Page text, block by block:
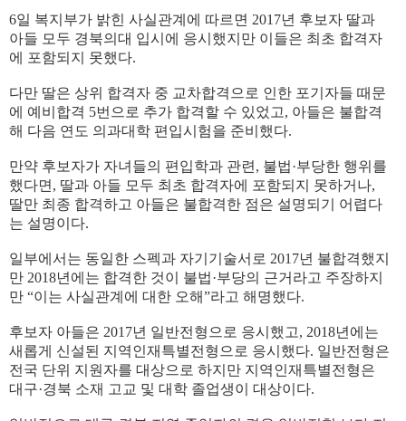
6일 복지부가 밝힌 사실관계에 따르면 2017년 후보자 딸과
아들 모두 경북의대 입시에 응시했지만 이들은 최초 합격자
에 포함되지 못했다.
다만 딸은 상위 합격자 중 교차합격으로 인한 포기자들 때문
에 예비합격 5번으로 추가 합격할 수 있었고, 아들은 불합격
해 다음 연도 의과대학 편입시험을 준비했다.
만약 후보자가 자녀들의 편입학과 관련, 불법·부당한 행위를
했다면, 딸과 아들 모두 최초 합격자에 포함되지 못하거나,
딸만 최종 합격하고 아들은 불합격한 점은 설명되기 어렵다
는 설명이다.
일부에서는 동일한 스펙과 자기기술서로 2017년 불합격했지
만 2018년에는 합격한 것이 불법·부당의 근거라고 주장하지
만 “이는 사실관계에 대한 오해”라고 해명했다.
후보자 아들은 2017년 일반전형으로 응시했고, 2018년에는
새롭게 신설된 지역인재특별전형으로 응시했다. 일반전형은
전국 단위 지원자를 대상으로 하지만 지역인재특별전형은
대구·경북 소재 고교 및 대학 졸업생이 대상이다.